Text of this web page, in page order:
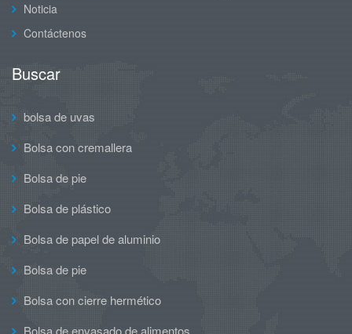
Noticia
Contáctenos
Buscar
bolsa de uvas
Bolsa con cremallera
Bolsa de pie
Bolsa de plástico
Bolsa de papel de aluminio
Bolsa de pie
Bolsa con cierre hermético
Bolsa de envasado de alimentos